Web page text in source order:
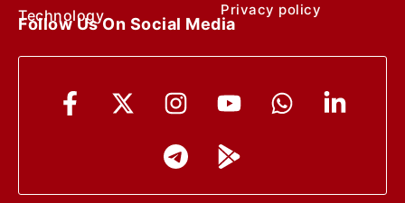
Technology
Privacy policy
Follow Us On Social Media